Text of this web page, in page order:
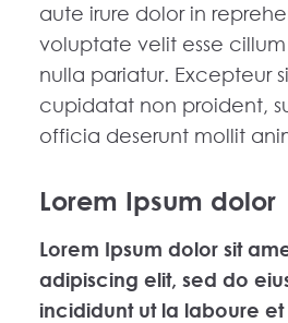
aute irure dolor in
voluptate velit esse
nulla pariatur. Excepteur
cupidatat non proident,
officia deserunt mollit
Lorem Ipsum dolor
Lorem Ipsum dolor sit
adipiscing elit, sed do
incididunt ut la laboure